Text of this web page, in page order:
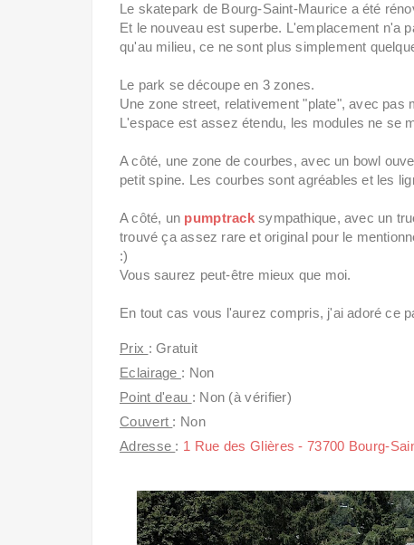
Le skatepark de Bourg-Saint-Maurice a été
Et le nouveau est superbe. L'emplacement n'a
qu'au milieu, ce ne sont plus simplement
Le park se découpe en 3 zones.
Une zone street, relativement "plate", avec pas
L'espace est assez étendu, les modules ne se
A côté, une zone de courbes, avec un bowl
petit spine. Les courbes sont agréables et les
A côté, un pumptrack sympathique, avec un
trouvé ça assez rare et original pour le
:)
Vous saurez peut-être mieux que moi.
En tout cas vous l'aurez compris, j'ai adoré ce
Prix : Gratuit
Eclairage : Non
Point d'eau : Non (à vérifier)
Couvert : Non
Adresse : 1 Rue des Glières - 73700 Bourg-